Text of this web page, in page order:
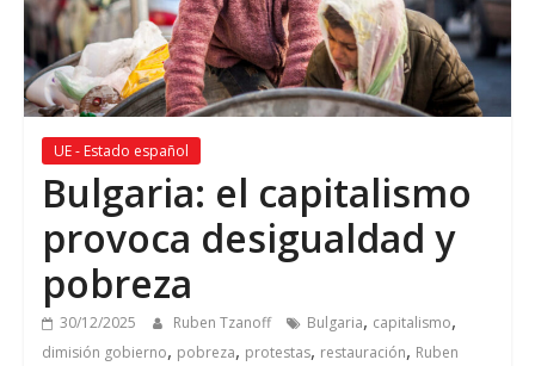
UE - Estado español
Bulgaria: el capitalismo
provoca desigualdad y
pobreza
30/12/2025 Ruben Tzanoff Bulgaria, capitalismo,
dimisión gobierno, pobreza, protestas, restauración, Ruben